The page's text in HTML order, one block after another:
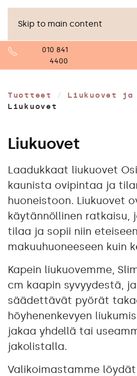
Skip to main content
010 841
4400
Tuotteet / Liukuovet
Liukuovet
Liukuovet
Laadukkaat liukuovet
kaunista ovipintaa ja
huoneistoon. Liukuovet
käytännöllinen ratkaisu,
tilaa ja sopii niin
makuuhuoneeseen kuin
Kapein liukuovemme,
cm kaapin syvyydestä,
säädettävät pyörät
höyhenenkevyen
jakaa yhdellä tai
jakolistalla.
Valikoimastamme